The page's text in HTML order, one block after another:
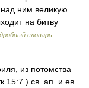
ним великую
на битву
словарь
из потомства
) св. ап. и ев.